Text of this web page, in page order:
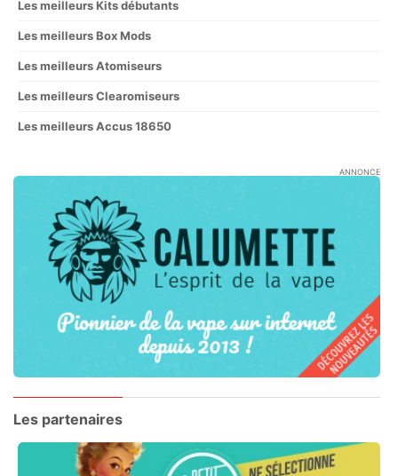
Les meilleurs Kits débutants
Les meilleurs Box Mods
Les meilleurs Atomiseurs
Les meilleurs Clearomiseurs
Les meilleurs Accus 18650
ANNONCE
Les partenaires